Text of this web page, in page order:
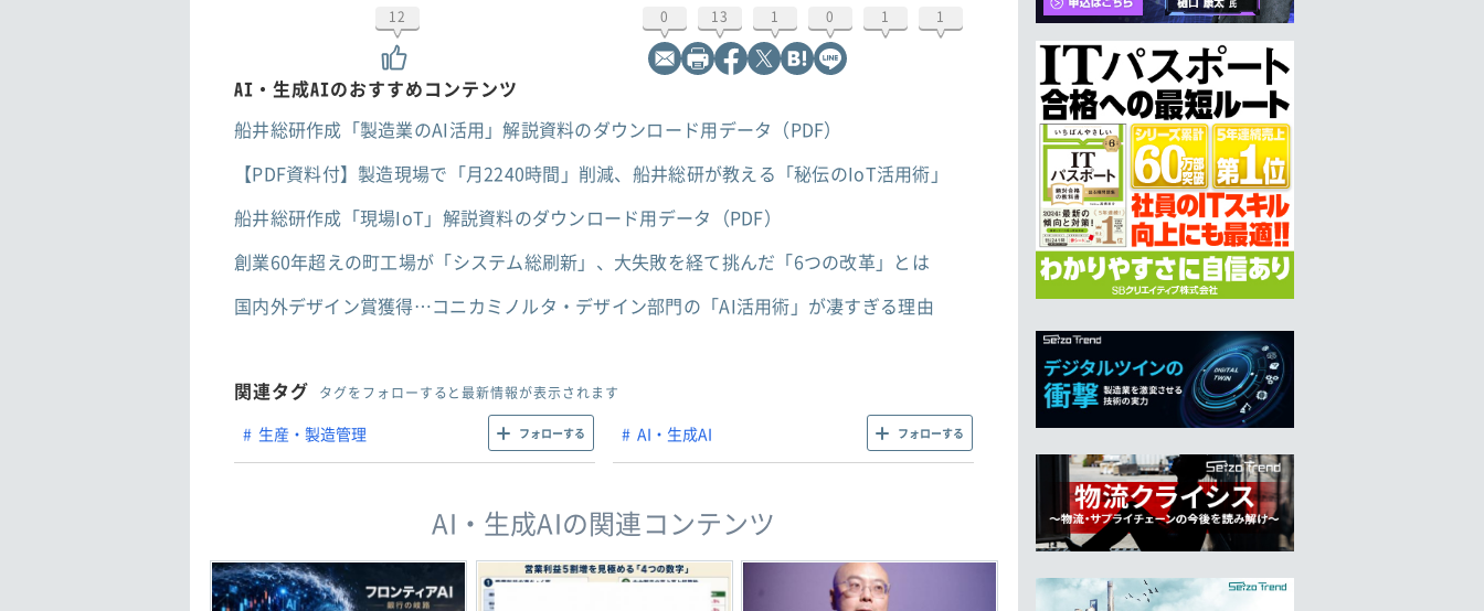
12
0 13 1 0 1 1
AI・生成AIのおすすめコンテンツ
船井総研作成「製造業のAI活用」解説資料のダウンロード用データ（PDF）
【PDF資料付】製造現場で「月2240時間」削減、船井総研が教える「秘伝のIoT活用術」
船井総研作成「現場IoT」解説資料のダウンロード用データ（PDF）
創業60年超えの町工場が「システム総刷新」、大失敗を経て挑んだ「6つの改革」とは
国内外デザイン賞獲得…コニカミノルタ・デザイン部門の「AI活用術」が凄すぎる理由
関連タグ タグをフォローすると最新情報が表示されます
生産・製造管理 フォローする AI・生成AI フォローする
AI・生成AIの関連コンテンツ